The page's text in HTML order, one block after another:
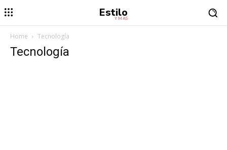
Estilo
Y MÁS
Home Tecnología
Tecnología